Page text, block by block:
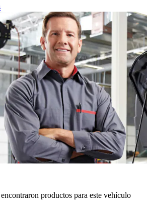
productos para este vehículo